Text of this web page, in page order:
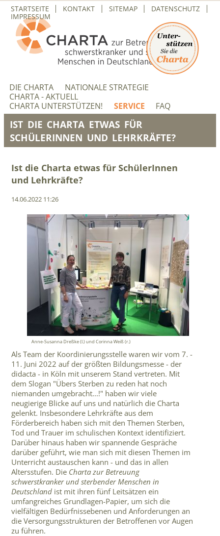
NAVIGATION
ÜBERSPRINGEN
STARTSEITE KONTAKT SITEMAP
DATENSCHUTZ
IMPRESSUM
ÜBERSPRINGEN
DIE CHARTA
NATIONALE STRATEGIE
CHARTA - AKTUELL
CHARTA UNTERSTÜTZEN!
SERVICE FAQ
IST DIE CHARTA ETWAS FÜR
SCHÜLERINNEN UND LEHRKRÄFTE?
Ist die Charta etwas für SchülerInnen
und Lehrkräfte?
14.06.2022 11:26
Anne-Susanna Dreßke (l.) und Corinna Weiß (r.)
Als Team der Koordinierungsstelle waren wir vom 7. -
11. Juni 2022 auf der größten Bildungsmesse - der
didacta - in Köln mit unserem Stand vertreten. Mit
dem Slogan "Übers Sterben zu reden hat noch
niemanden umgebracht...!" haben wir viele
neugierige Blicke auf uns und natürlich die Charta
gelenkt. Insbesondere Lehrkräfte aus dem
Förderbereich haben sich mit den Themen Sterben,
Tod und Trauer im schulischen Kontext identifiziert.
Darüber hinaus haben wir spannende Gespräche
darüber geführt, wie man sich mit diesen Themen im
Unterricht austauschen kann - und das in allen
Altersstufen. Die Charta zur Betreuung
schwerstkranker und sterbender Menschen in
Deutschland ist mit ihren fünf Leitsätzen ein
umfangreiches Grundlagen-Papier, um sich die
vielfältigen Bedürfnissebenen und Anforderungen an
die Versorgungsstrukturen der Betroffenen vor Augen
zu führen.